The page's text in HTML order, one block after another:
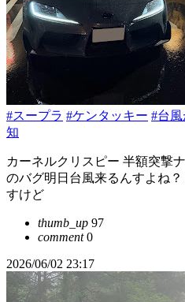
#スープラ #ケンタッキー #台
知
カーネルクリスピー 半額突撃
のバグ明日台風来るんすよね
すけど
thumb_up 97
comment0
2026/06/02 23:17